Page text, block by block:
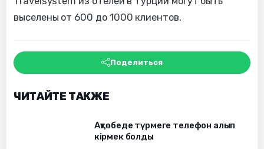
выселены от 600 до 1000 клиентов.
Поделиться
ЧИТАЙТЕ ТАКЖЕ
Ақтөбеде түрмеге телефон алып
кірмек болды